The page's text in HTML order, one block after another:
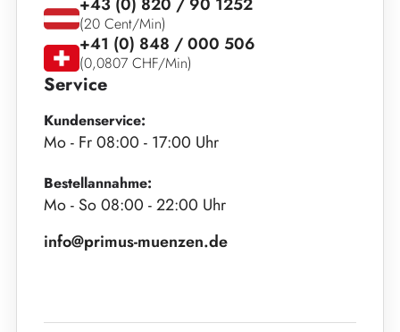
Service
Kundenservice:
Mo - Fr 08:00 - 17:00 Uhr
Bestellannahme:
Mo - So 08:00 - 22:00 Uhr
info@primus-muenzen.de
(20 Cent/Min)
+41 (0) 848 / 000 506
(0,0807 CHF/Min)